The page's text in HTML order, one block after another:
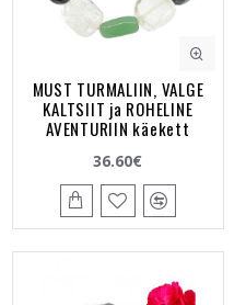
MUST TURMALIIN, VALGE
KALTSIIT ja ROHELINE
AVENTURIIN käekett
36.60€